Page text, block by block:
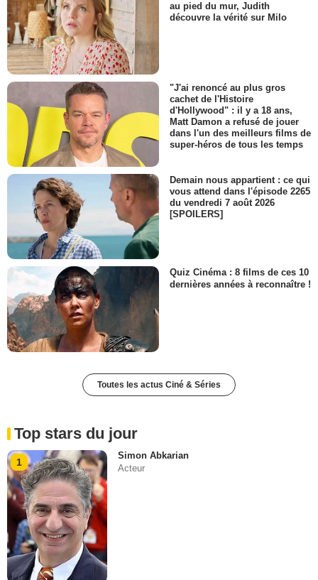
au pied du mur, Judith
découvre la vérité sur Milo
"J'ai renoncé au plus gros
cachet de l'Histoire
d'Hollywood" : il y a 18 ans,
Matt Damon a refusé de jouer
dans l'un des meilleurs films de
super-héros de tous les temps
Demain nous appartient : ce qui
vous attend dans l'épisode 2265
du vendredi 7 août 2026
[SPOILERS]
Quiz Cinéma : 8 films de ces 10
dernières années à reconnaître !
Toutes les actus Ciné & Séries
Top stars du jour
1
Simon Abkarian
Acteur